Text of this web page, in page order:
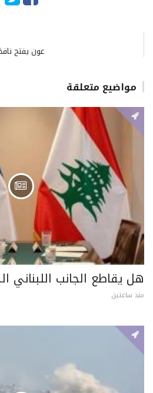
عون يفتح
مواضيع متعلقة
هل يقاطع الجانب اللبناني
منذ ساعتين